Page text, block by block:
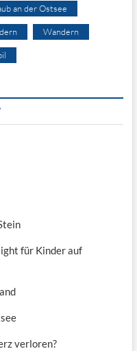
an der Ostsee
Wandern
für Kinder auf
verloren?